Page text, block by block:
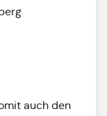
auch den